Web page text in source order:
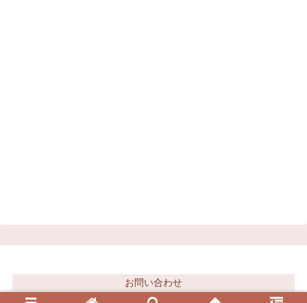
お問い合わせ